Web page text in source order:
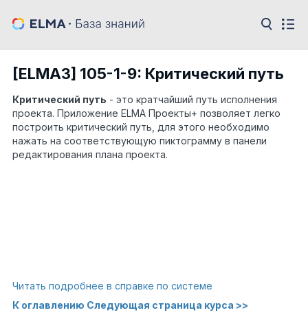
[ELMA3] 105-1-9: Критический путь
Критический путь - это кратчайший путь исполнения
проекта. Приложение ELMA Проекты+ позволяет легко
построить критический путь, для этого необходимо
нажать на соответствующую пиктограмму в панели
редактирования плана проекта.
Читать подробнее в справке по системе
К оглавлению Следующая страница курса >>